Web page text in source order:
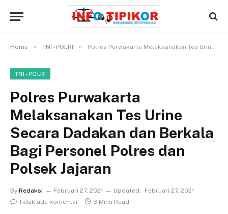
Home » TNI - POLRI » Polres Purwakarta Melaksanakan Tes Urine Secara Dadakan dan Berkala Bagi Personel Polres dan Polsek Jajaran
TNI - POLRI
Polres Purwakarta
Melaksanakan Tes Urine
Secara Dadakan dan Berkala
Bagi Personel Polres dan
Polsek Jajaran
By Redaksi Februari 27, 2021 Updated:
Februari 27, 2021
Tidak ada komentar
3 Mins Read